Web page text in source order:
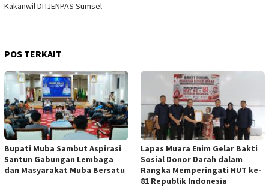
Kakanwil DITJENPAS Sumsel
POS TERKAIT
Bupati Muba Sambut Aspirasi
Santun Gabungan Lembaga
dan Masyarakat Muba Bersatu
Lapas Muara Enim Gelar Bakti
Sosial Donor Darah dalam
Rangka Memperingati HUT ke-
81 Republik Indonesia